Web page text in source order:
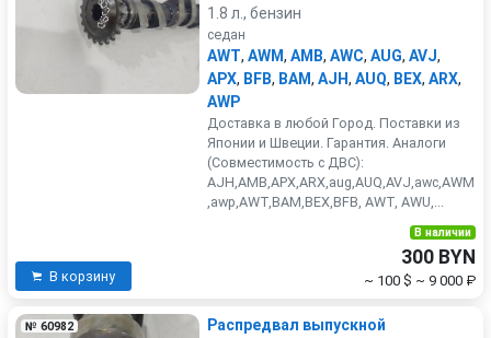
1.8 л., бензин
седан
AWT, AWM, AMB, AWC, AUG, AVJ,
APX, BFB, BAM, AJH, AUQ, BEX, ARX,
AWP
Доставка в любой Город. Поставки из
Японии и Швеции. Гарантия. Аналоги
(Совместимость с ДВС):
AJH,AMB,APX,ARX,aug,AUQ,AVJ,awc,AWM
,awp,AWT,BAM,BEX,BFB, AWT, AWU,...
В корзину
В наличии
300 BYN
~ 100 $ ~ 9 000 ₽
№ 60982
Распредвал выпускной